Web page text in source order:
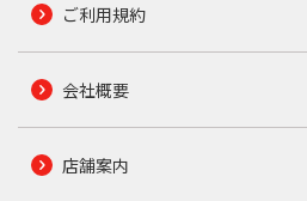
ご利用規約
会社概要
店舗案内